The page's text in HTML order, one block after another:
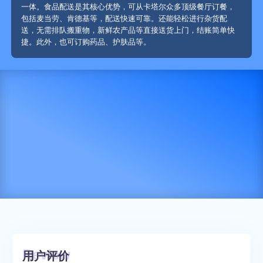
一体。食品配送是其核心优势，可从卡塔尔众多顶级餐厅订餐，
包括麦当劳、肯德基等，配送快速可靠。还能轻松进行杂货配
送，无需排队搬重物，新鲜农产品等直接送货上门，结账简单快
捷。此外，也可订购药品、护肤品等。
用户评价